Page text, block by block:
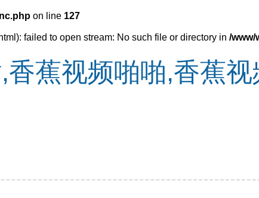
on line 127
failed to open stream: No such file or directory in /www/
蕉视频啪啪,香蕉